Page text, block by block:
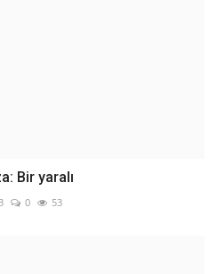
Bir yaralı
0 53